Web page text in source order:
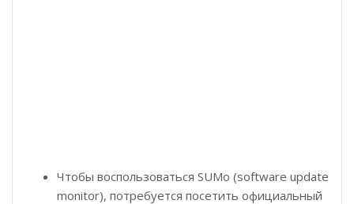
Чтобы воспользоваться SUMo (software update
monitor), потребуется посетить официальный